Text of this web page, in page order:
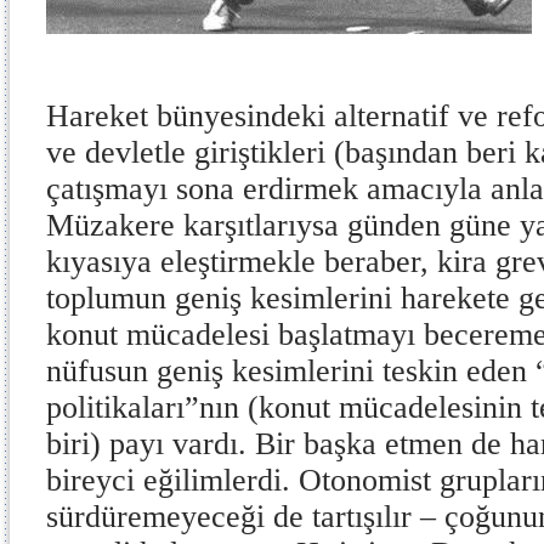
Hareket bünyesindeki alternatif ve
ve devletle giriştikleri (başından beri
çatışmayı sona erdirmek amacıyla
Müzakere karşıtlarıysa günden güne
kıyasıya eleştirmekle beraber, kira
toplumun geniş kesimlerini harekete
konut mücadelesi başlatmayı
nüfusun geniş kesimlerini teskin eden
politikaları”nın (konut mücadelesinin
biri) payı vardı. Bir başka etmen de
bireyci eğilimlerdi. Otonomist
sürdüremeyeceği de tartışılır –